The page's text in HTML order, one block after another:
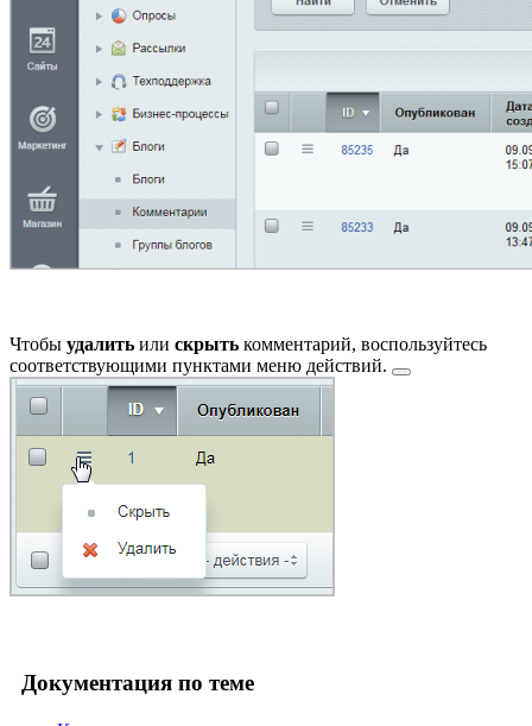
Чтобы удалить или скрыть комментарий, воспользуйтесь
соответствующими пунктами меню действий.
Документация по теме